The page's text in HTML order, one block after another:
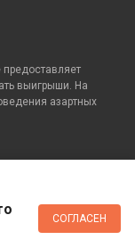
СОГЛАСЕН
выигрыши. На
азартных
азартных игр, вы